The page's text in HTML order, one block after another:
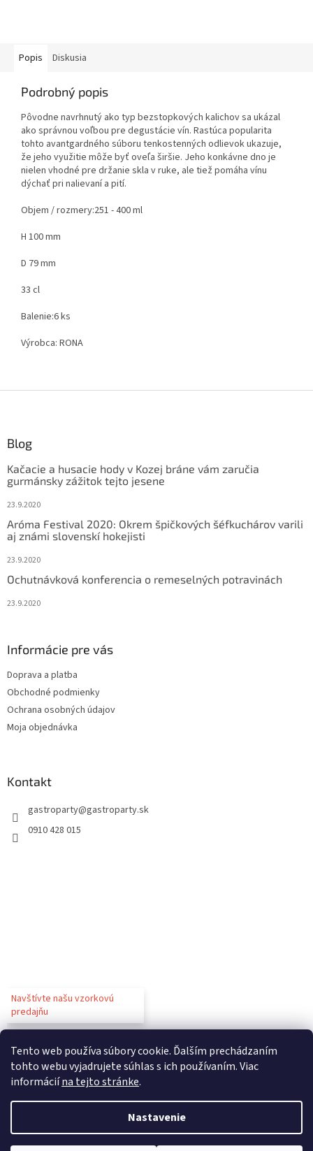
Tento web používa súbory cookie. Ďalším prechádzaním
tohto webu vyjadrujete súhlas s ich používaním. Viac
informáciína tejto stránke.
Nastavenie
Popis Diskusia
Podrobný popis
Pôvodne navrhnutý ako typ bezstopkových kalichov sa ukázal
ako správnou voľbou pre degustácie vín. Rastúca popularita
tohto avantgardného súboru tenkostenných odlievok ukazuje,
že jeho využitie môže byť oveľa širšie. Jeho konkávne dno je
nielen vhodné pre držanie skla v ruke, ale tiež pomáha vínu
dýchať pri nalievaní a pití.
Objem / rozmery:251 - 400 ml
H 100 mm
D 79 mm
33 cl
Balenie:6 ks
Výrobca: RONA
Blog
Kačacie a husacie hody v Kozej bráne vám zaručia
gurmánsky zážitok tejto jesene
23.9.2020
Aróma Festival 2020: Okrem špičkových šéfkuchárov varili
aj známi slovenskí hokejisti
23.9.2020
Ochutnávková konferencia o remeselných potravinách
23.9.2020
Informácie pre vás
Doprava a platba
Obchodné podmienky
Ochrana osobných údajov
Moja objednávka
Kontakt
gastroparty@gastroparty.sk
0910 428 015
Navštívte našu vzorkovú
predajňu